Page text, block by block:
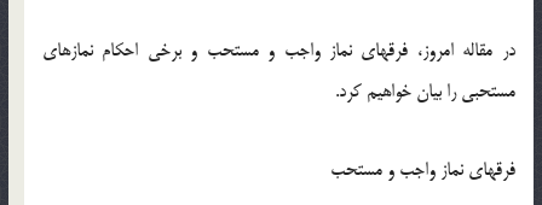
در مقاله امروز، فرقهای نماز واجب و مستحب و برخی احكام نمازهای
مستحبی را بیان خواهیم كرد.
فرقهای نماز واجب و مستحب